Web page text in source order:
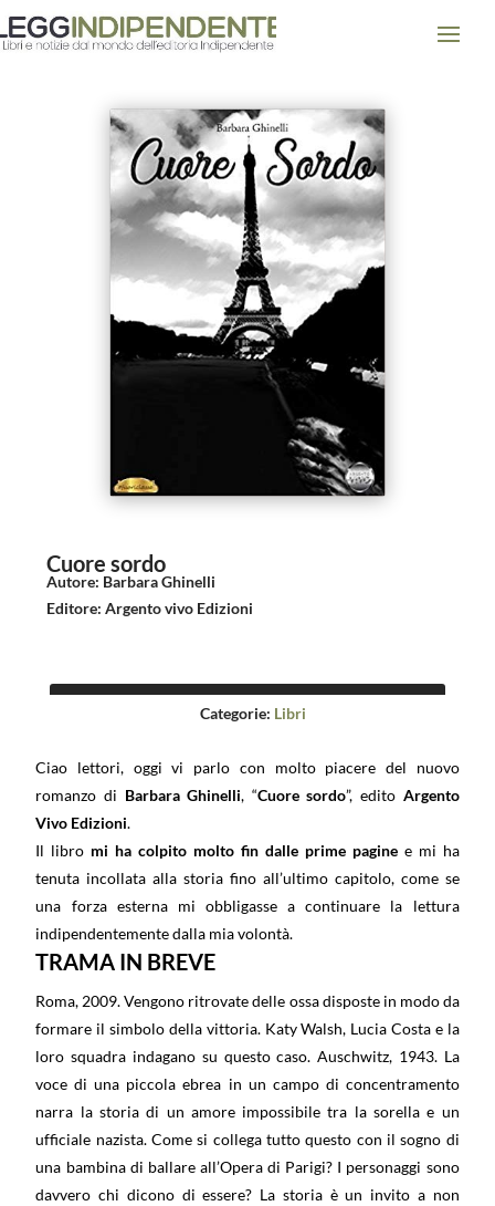
Cuore sordo
Autore: Barbara Ghinelli
Editore:Argento vivo Edizioni
Categorie: Libri
Ciao lettori, oggi vi parlo con molto piacere del nuovo
romanzo di Barbara Ghinelli, “Cuore sordo”, edito Argento
Vivo Edizioni.
Il libro mi ha colpito molto fin dalle prime paginee mi ha
tenuta incollata alla storia fino all’ultimo capitolo, come se
una forza esterna mi obbligasse a continuare la lettura
indipendentemente dalla mia volontà.
TRAMA IN BREVE
Roma, 2009. Vengono ritrovate delle ossa disposte in modo da
formare il simbolo della vittoria. Katy Walsh, Lucia Costa e la
loro squadra indagano su questo caso. Auschwitz, 1943. La
voce di una piccola ebrea in un campo di concentramento
narra la storia di un amore impossibile tra la sorella e un
ufficiale nazista. Come si collega tutto questo con il sogno di
una bambina di ballare all’Opera di Parigi? I personaggi sono
davvero chi dicono di essere? La storia è un invito a non